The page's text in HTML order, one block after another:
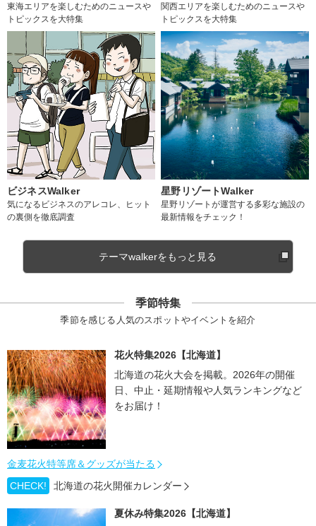
東海エリアを楽しむためのニュースや
トピックスを大特集
関西エリアを楽しむためのニュースや
トピックスを大特集
ビジネスWalker
気になるビジネスのアレコレ、ヒット
の裏側を徹底調査
星野リゾートWalker
星野リゾートが運営する多彩な施設の
最新情報をチェック！
テーマwalkerをもっと見る
季節特集
季節を感じる人気のスポットやイベントを紹介
花火特集2026【北海道】
北海道の花火大会を掲載。2026年の開催
日、中止・延期情報や人気ランキングなど
をお届け！
金麦花火特等席＆グッズが当たる
CHECK!
北海道の花火開催カレンダー
夏休み特集2026【北海道】